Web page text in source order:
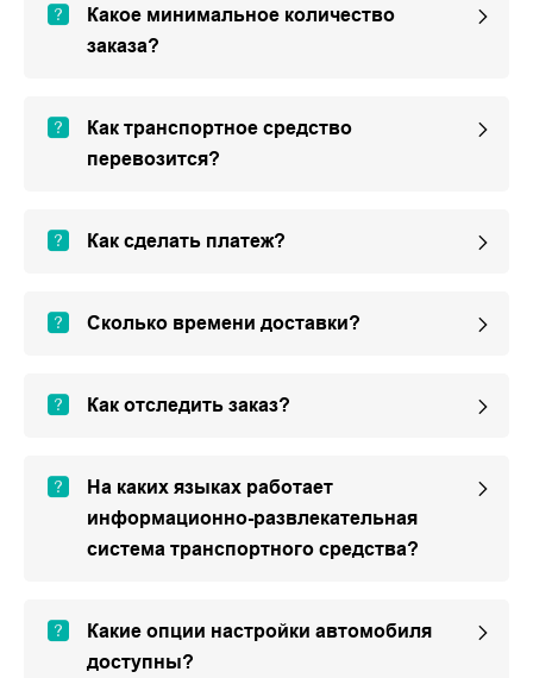
Какое минимальное количество
заказа?
Как транспортное средство
перевозится?
Как сделать платеж?
Сколько времени доставки?
Как отследить заказ?
На каких языках работает
информационно-развлекательная
система транспортного средства?
Какие опции настройки автомобиля
доступны?